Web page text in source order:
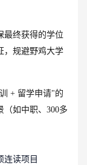
最终获得的学位
，规避野鸡大学
+ 留学申请"的
如中职、300多
连读项目